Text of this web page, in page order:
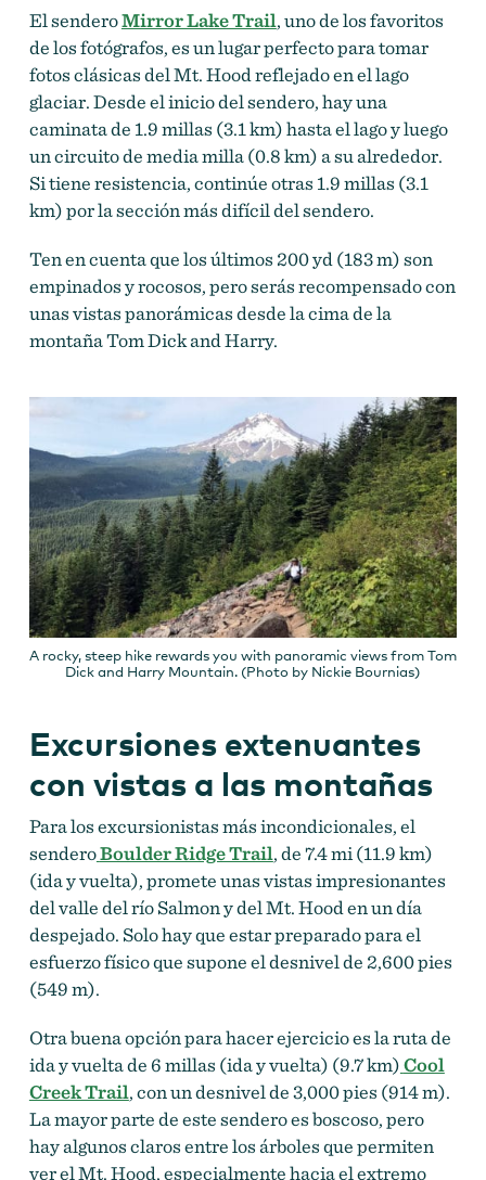
El senderoMirror Lake Trail, uno de los favoritos
de los fotógrafos, es un lugar perfecto para tomar
fotos clásicas del Mt. Hood reflejado en el lago
glaciar. Desde el inicio del sendero, hay una
caminata de 1.9 millas (3.1 km) hasta el lago y luego
un circuito de media milla (0.8 km) a su alrededor.
Si tiene resistencia, continúe otras 1.9 millas (3.1
km) por la sección más difícil del sendero.
Ten en cuenta que los últimos 200 yd (183 m) son
empinados y rocosos, pero serás recompensado con
unas vistas panorámicas desde la cima de la
montaña Tom Dick and Harry.
A rocky, steep hike rewards you with panoramic views from Tom
Dick and Harry Mountain. (Photo by Nickie Bournias)
Excursiones extenuantes
con vistas a las montañas
Para los excursionistas más incondicionales, el
senderoBoulder Ridge Trail, de 7.4 mi (11.9 km)
(ida y vuelta), promete unas vistas impresionantes
del valle del río Salmon y del Mt. Hood en un día
despejado. Solo hay que estar preparado para el
esfuerzo físico que supone el desnivel de 2,600 pies
(549 m).
Otra buena opción para hacer ejercicio es la ruta de
ida y vuelta de 6 millas (ida y vuelta) (9.7 km)Cool
Creek Trail, con un desnivel de 3,000 pies (914 m).
La mayor parte de este sendero es boscoso, pero
hay algunos claros entre los árboles que permiten
ver el Mt. Hood, especialmente hacia el extremo